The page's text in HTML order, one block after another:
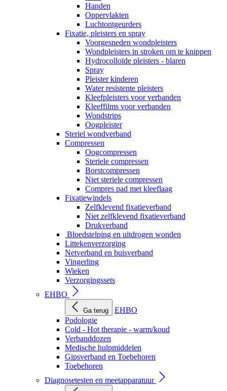
Handen
Oppervlakten
Luchtontgeurders
Fixatie, pleisters en spray
Voorgesneden wondpleisters
Wondpleisters in stroken om te knippen
Hydrocolloïde pleisters - blaren
Spray
Pleister kinderen
Water resistente pleisters
Kleefpleisters voor verbanden
Kleeffilms voor verbanden
Wondstrips
Oogpleister
Steriel wondverband
Compressen
Oogcompressen
Steriele compressen
Borstcompressen
Niet steriele compressen
Compres pad met kleeflaag
Fixatiewindels
Zelfklevend fixatieverband
Niet zelfklevend fixatieverband
Drukverband
Bloedstelping en uitdrogen wonden
Littekenverzorging
Netverband en buisverband
Vingerling
Wieken
Verzorgingssets
EHBO
Ga terug
EHBO
Podologie
Cold - Hot therapie - warm/koud
Verbanddozen
Medische hulpmiddelen
Gipsverband en Toebehoren
Toebehoren
Diagnosetesten en meetapparatuur